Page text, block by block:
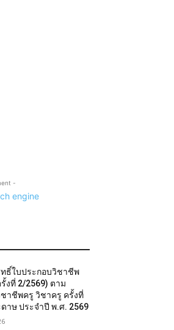
-
ธิ์ใบประกอบวิชาชีพ
งที่ 2/2569) ตาม
าชีพครู วิชาครู ครั้งที่
าษ ประจำปี พ.ศ. 2569